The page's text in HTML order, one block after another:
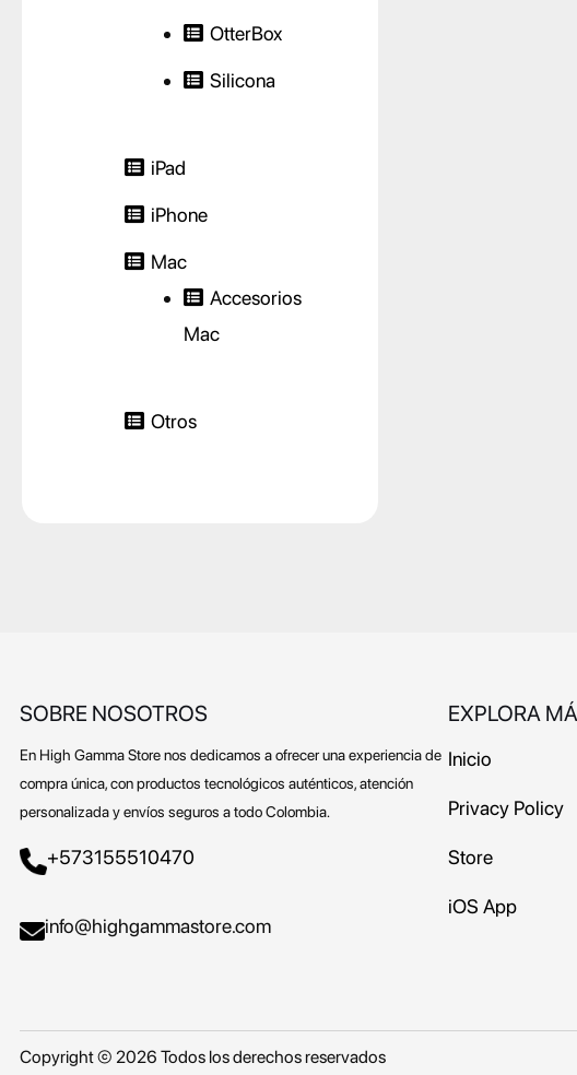
OtterBox
Silicona
iPad
iPhone
Mac
Accesorios
Mac
Otros
SOBRE NOSOTROS
En High Gamma Store nos dedicamos a ofrecer una experiencia de
compra única, con productos tecnológicos auténticos, atención
personalizada y envíos seguros a todo Colombia.
+573155510470
info@highgammastore.com
EXPLORA
Inicio
Privacy Policy
Store
iOS App
Copyright © 2026 Todos los derechos reservados